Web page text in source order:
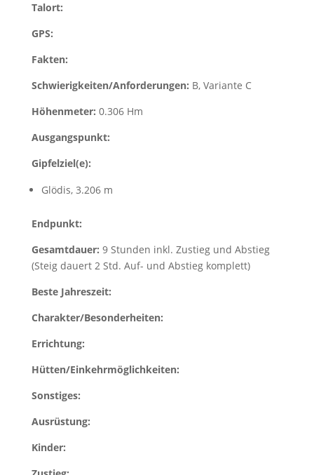
Talort:
GPS:
Fakten:
Schwierigkeiten/Anforderungen: B, Variante C
Höhenmeter: 0.306 Hm
Ausgangspunkt:
Gipfelziel(e):
Glödis, 3.206 m
Endpunkt:
Gesamtdauer: 9 Stunden inkl. Zustieg und Abstieg
(Steig dauert 2 Std. Auf- und Abstieg komplett)
Beste Jahreszeit:
Charakter/Besonderheiten:
Errichtung:
Hütten/Einkehrmöglichkeiten:
Sonstiges:
Ausrüstung:
Kinder: